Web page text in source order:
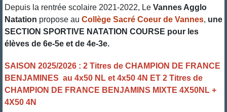
Depuis la rentrée scolaire 2021-2022, Le Vannes Agglo
Natation propose au Collège Sacré Coeur de Vannes, une
SECTION SPORTIVE NATATION COURSE pour les
élèves de 6e-5e et de 4e-3e.
SAISON 2025/2026 : 2 Titres de CHAMPION DE FRANCE
BENJAMINES au 4x50 NL et 4x50 4N ET 2 Titres de
CHAMPION DE FRANCE BENJAMINS MIXTE 4X50NL +
4X50 4N